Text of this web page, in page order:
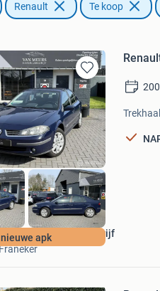
Renault Te koop
Bewaren
in
Mijn
Favorieten
nieuwe apk
Van Meurs handelsbedrijf